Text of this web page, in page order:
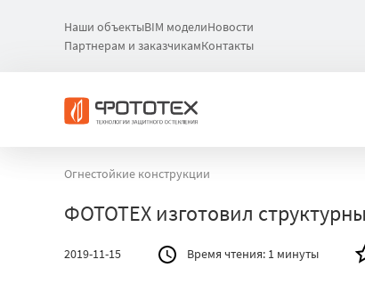
Наши объектыBIM моделиНовости
Партнерам и заказчикамКонтакты
Огнестойкие конструкции
ФОТОТЕХ изготовил
2019-11-15 Время чтения: 1 минуты